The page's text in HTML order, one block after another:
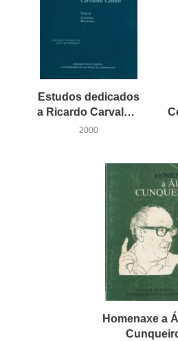
Estudos dedicados
a Ricardo Carvalho Calero
2000
Homenaxe a